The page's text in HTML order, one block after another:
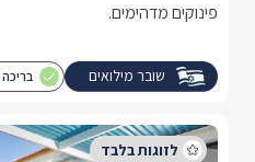
פינוקים מדהימים.
שובר מילואים